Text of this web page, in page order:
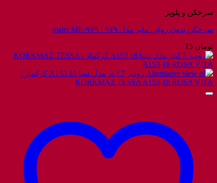
سرخکن و پلوپز
سرخکن بدون روغن مایر مدل ۹۷۹ / maier MR-۹۷۹
تومان